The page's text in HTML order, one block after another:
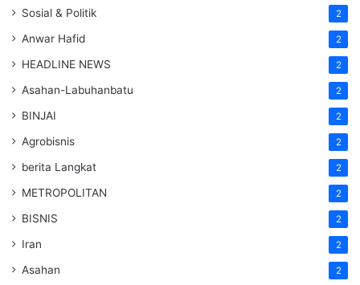
Sosial & Politik 2
Anwar Hafid 2
HEADLINE NEWS 2
Asahan-Labuhanbatu 2
BINJAI 2
Agrobisnis 2
berita Langkat 2
METROPOLITAN 2
BISNIS 2
Iran 2
Asahan 2